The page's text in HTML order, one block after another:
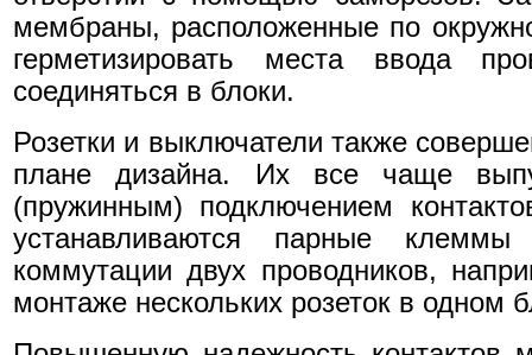
мембраны, расположенные по
герметизировать места ввода
соединяться в блоки.
Розетки и выключатели также
плане дизайна. Их все чаще
(пружинным) подключением
устанавливаются парные
коммутации двух проводников,
монтаже нескольких розеток в одном